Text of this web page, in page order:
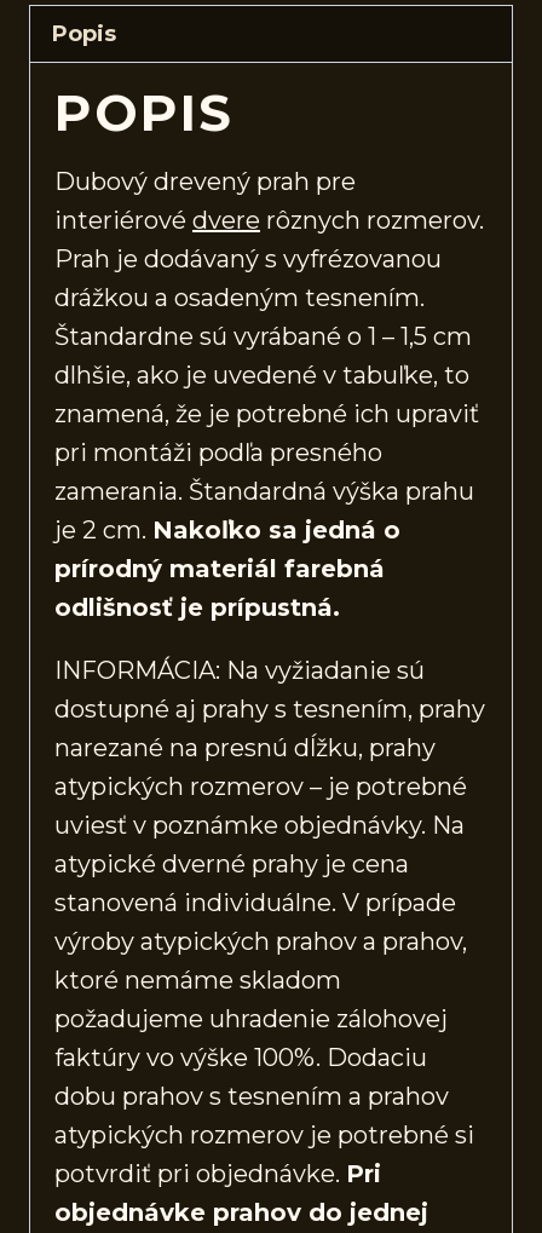
Popis
POPIS
Dubový drevený prah pre
interiérové dvere rôznych rozmerov.
Prah je dodávaný s vyfrézovanou
drážkou a osadeným tesnením.
Štandardne sú vyrábané o 1 – 1,5 cm
dlhšie, ako je uvedené v tabuľke, to
znamená, že je potrebné ich upraviť
pri montáži podľa presného
zamerania. Štandardná výška prahu
je 2 cm. Nakoľko sa jedná o
prírodný materiál farebná
odlišnosť je prípustná.
INFORMÁCIA: Na vyžiadanie sú
dostupné aj prahy s tesnením, prahy
narezané na presnú dĺžku, prahy
atypických rozmerov – je potrebné
uviesť v poznámke objednávky. Na
atypické dverné prahy je cena
stanovená individuálne. V prípade
výroby atypických prahov a prahov,
ktoré nemáme skladom
požadujeme uhradenie zálohovej
faktúry vo výške 100%. Dodaciu
dobu prahov s tesnením a prahov
atypických rozmerov je potrebné si
potvrdiť pri objednávke. Pri
objednávke prahov do jednej